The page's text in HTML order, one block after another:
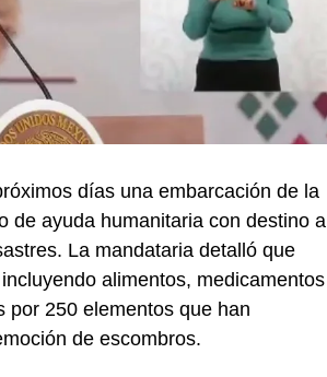
días una embarcación de la
de ayuda humanitaria con destino a
La mandataria detalló que
alimentos, medicamentos
por 250 elementos que han
de escombros.